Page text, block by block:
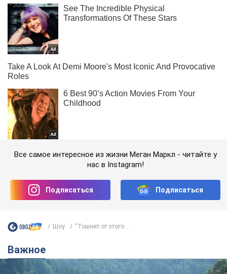
Все самое интересное из жизни Меган Маркл - читайте у
нас в Instagram!
Подписаться Подписаться
Шоу ''Тошнит от этого...
Важное